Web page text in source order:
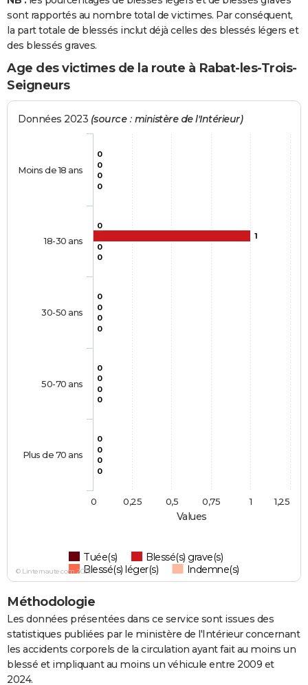
sont rapportés au nombre total de victimes. Par conséquent,
la part totale de blessés inclut déjà celles des blessés légers et
des blessés graves.
Age des victimes de la route à Rabat-les-Trois-
Seigneurs
Values
Données 2023 (source : ministère de l'Intérieur)
0
0
0
0
0
0
1
0
0
0
0
0
0
0
0
0
0
0
0
0
Tuée(s)
Blessé(s) grave(s)
Blessé(s) léger(s)
Indemne(s)
Moins de 18 ans
18-30 ans
30-50 ans
50-70 ans
Plus de 70 ans
0 1
0,25 0,5 0,75 1,25
© Linternaute.com 2026
Méthodologie
Les données présentées dans ce service sont issues des
statistiques publiées par le ministère de l'Intérieur concernant
les accidents corporels de la circulation ayant fait au moins un
blessé et impliquant au moins un véhicule entre 2009 et
2024.